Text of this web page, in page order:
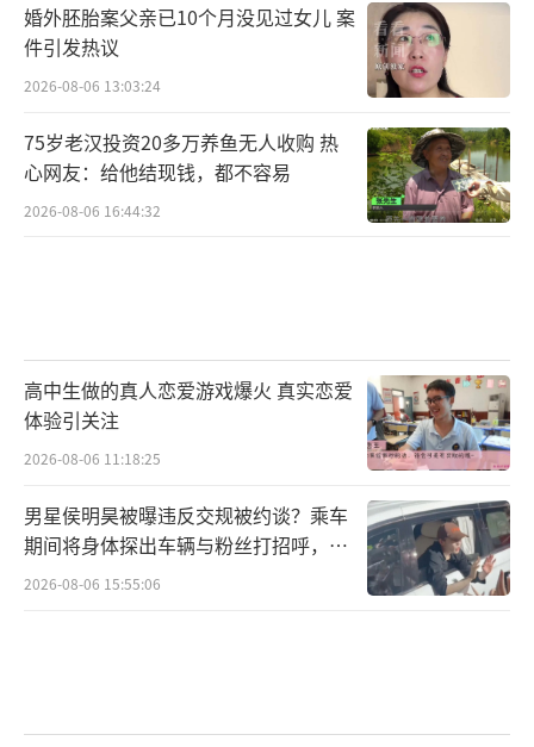
婚外胚胎案父亲已10个月没见过女儿 案
件引发热议
2026-08-06 13:03:24
75岁老汉投资20多万养鱼无人收购 热
心网友：给他结现钱，都不容易
2026-08-06 16:44:32
高中生做的真人恋爱游戏爆火 真实恋爱
体验引关注
2026-08-06 11:18:25
男星侯明昊被曝违反交规被约谈？乘车
期间将身体探出车辆与粉丝打招呼，当
地交警回应
2026-08-06 15:55:06